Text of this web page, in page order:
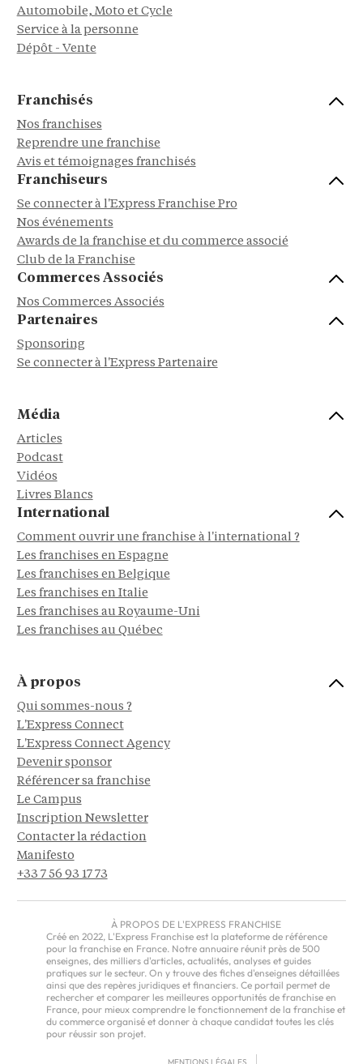
Automobile, Moto et Cycle
Service à la personne
Dépôt - Vente
Franchisés
Nos franchises
Reprendre une franchise
Avis et témoignages franchisés
Franchiseurs
Se connecter à l'Express Franchise Pro
Nos événements
Awards de la franchise et du commerce associé
Club de la Franchise
Commerces Associés
Nos Commerces Associés
Partenaires
Sponsoring
Se connecter à l'Express Partenaire
Média
Articles
Podcast
Vidéos
Livres Blancs
International
Comment ouvrir une franchise à l'international ?
Les franchises en Espagne
Les franchises en Belgique
Les franchises en Italie
Les franchises au Royaume-Uni
Les franchises au Québec
À propos
Qui sommes-nous ?
L'Express Connect
L'Express Connect Agency
Devenir sponsor
Référencer sa franchise
Le Campus
Inscription Newsletter
Contacter la rédaction
Manifesto
+33 7 56 93 17 73
À PROPOS DE L'EXPRESS FRANCHISE
Créé en 2022, L'Express Franchise est la plateforme de référence
pour la franchise en France. Notre annuaire réunit près de 500
enseignes, des milliers d'articles, actualités, analyses et guides
pratiques sur le secteur. On y trouve des fiches d'enseignes détaillées
ainsi que des repères juridiques et financiers. Ce portail permet de
rechercher et comparer les meilleures opportunités de franchise en
France, pour mieux comprendre le fonctionnement de la franchise et
du commerce organisé et donner à chaque candidat toutes les clés
pour réussir son projet.